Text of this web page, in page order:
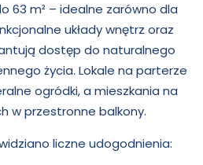
63 m² – idealne zarówno dla
układy wnętrz oraz
dostęp do naturalnego
życia. Lokale na parterze
ogródki, a mieszkania na
w przestronne balkony.
liczne udogodnienia: